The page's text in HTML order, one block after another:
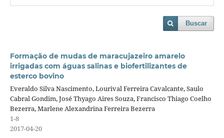
Buscar
Formação de mudas de maracujazeiro amarelo
irrigadas com águas salinas e biofertilizantes de
esterco bovino
Everaldo Silva Nascimento, Lourival Ferreira Cavalcante, Saulo
Cabral Gondim, José Thyago Aires Souza, Francisco Thiago Coelho
Bezerra, Marlene Alexandrina Ferreira Bezerra
1-8
2017-04-20